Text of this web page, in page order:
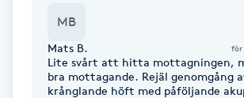
Extensions
MB
Mats B. för
Lite svårt att hitta mottagningen,
bra mottagande. Rejäl genomgång
krånglande höft med påföljande